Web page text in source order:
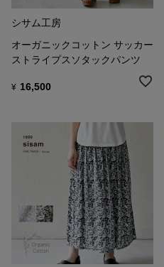
シサム工房
オーガニックコットン サッカー
ストライプスソタックパンツ
¥ 16,500